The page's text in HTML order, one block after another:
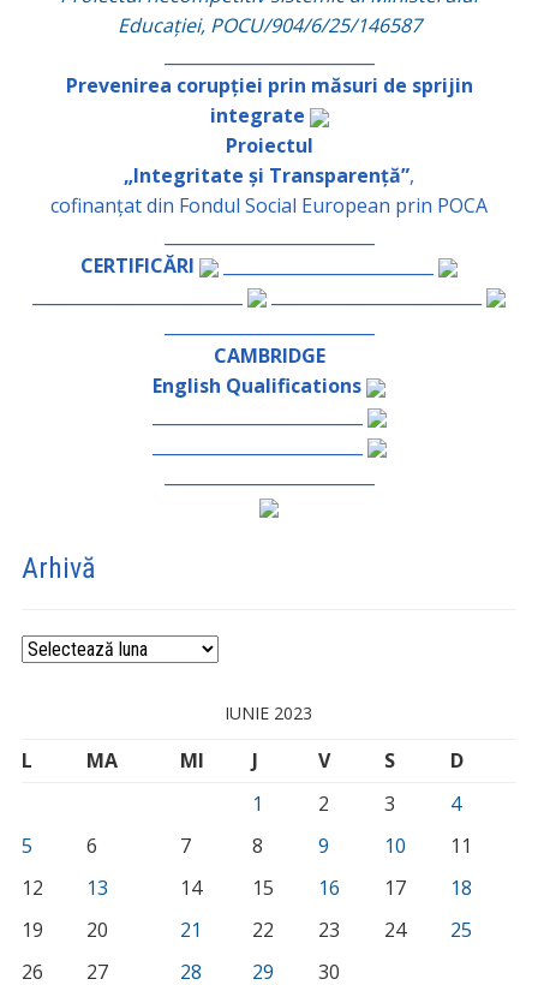
Educației, POCU/904/6/25/146587
Prevenirea corupției prin măsuri de sprijin
integrate
Proiectul
„Integritate și Transparență”,
cofinanțat din Fondul Social European prin POCA
CERTIFICĂRI
CAMBRIDGE
English Qualifications
Arhivă
Arhivă
IUNIE 2023
L MA MI J V S
D
1
2 3
4
5
6 7 8 9 10
11
12
13 14 15 16 17
18
19
20 21 22 23 24
25
26
27 28 29 30